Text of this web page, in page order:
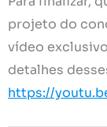
projeto do
vídeo
detalhes
https://